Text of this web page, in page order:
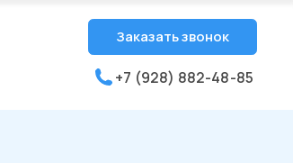
Заказать звонок
+7 (928) 882-48-85